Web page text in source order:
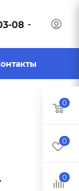
08
0
0
0